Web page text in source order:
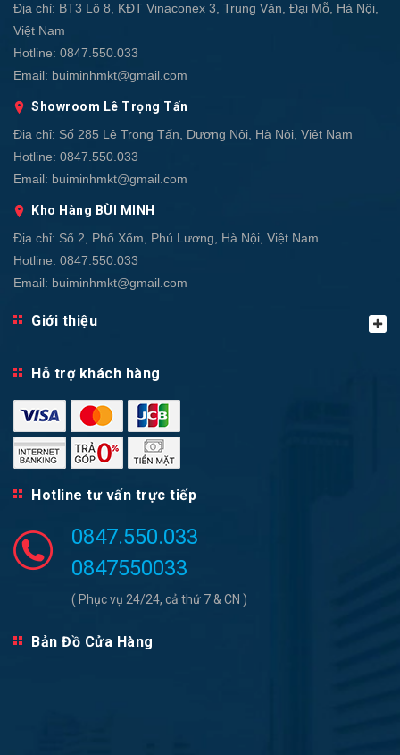
Địa chỉ: BT3 Lô 8, KĐT Vinaconex 3, Trung Văn, Đại Mỗ, Hà Nội,
Việt Nam
Hotline: 0847.550.033
Email: buiminhmkt@gmail.com
Showroom Lê Trọng Tấn
Địa chỉ: Số 285 Lê Trọng Tấn, Dương Nội, Hà Nội, Việt Nam
Hotline: 0847.550.033
Email: buiminhmkt@gmail.com
Kho Hàng BÙI MINH
Địa chỉ: Số 2, Phố Xốm, Phú Lương, Hà Nội, Việt Nam
Hotline: 0847.550.033
Email: buiminhmkt@gmail.com
Giới thiệu
Hỗ trợ khách hàng
Hotline tư vấn trực tiếp
0847.550.033
0847550033
( Phục vụ 24/24, cả thứ 7 & CN )
Bản Đồ Cửa Hàng